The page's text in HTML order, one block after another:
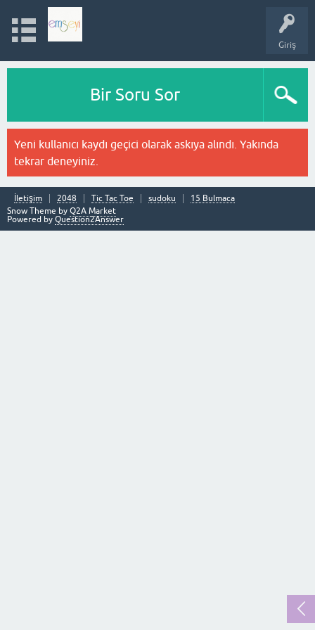
Giriş
Bir Soru Sor
Yeni kullanıcı kaydı geçici olarak askıya alındı. Yakında
tekrar deneyiniz.
İletişim 2048 Tic Tac Toe sudoku
15 Bulmaca
Snow Theme by Q2A Market
Powered by Question2Answer